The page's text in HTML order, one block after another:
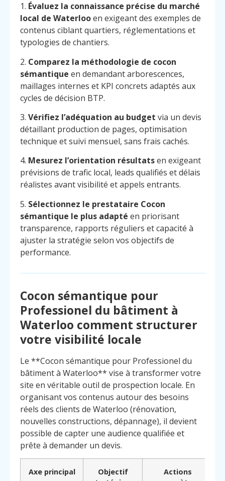
Appelez
1. Évaluez la connaissance précise du marché
local de Waterlooen exigeant des exemples de
contenus ciblant quartiers, réglementations et
typologies de chantiers.
2. Comparez la méthodologie de cocon
sémantique en demandant arborescences,
maillages internes et KPI concrets adaptés aux
cycles de décision BTP.
3. Vérifiez l’adéquation au budget via un devis
détaillant production de pages, optimisation
technique et suivi mensuel, sans frais cachés.
4. Mesurez l’orientation résultatsen exigeant
prévisions de trafic local, leads qualifiés et délais
réalistes avant visibilité et appels entrants.
5. Sélectionnez le prestataire Cocon
sémantique le plus adapté en priorisant
transparence, rapports réguliers et capacité à
ajuster la stratégie selon vos objectifs de
performance.
Cocon sémantique pour
Professionel du bâtiment à
Waterloo comment structurer
votre visibilité locale
Le **Cocon sémantique pour Professionel du
bâtiment à Waterloo** vise à transformer votre
site en véritable outil de prospection locale. En
organisant vos contenus autour des besoins
réels des clients de Waterloo (rénovation,
nouvelles constructions, dépannage), il devient
possible de capter une audience qualifiée et
prête à demander un devis.
Axe principal
Objectif
Actions